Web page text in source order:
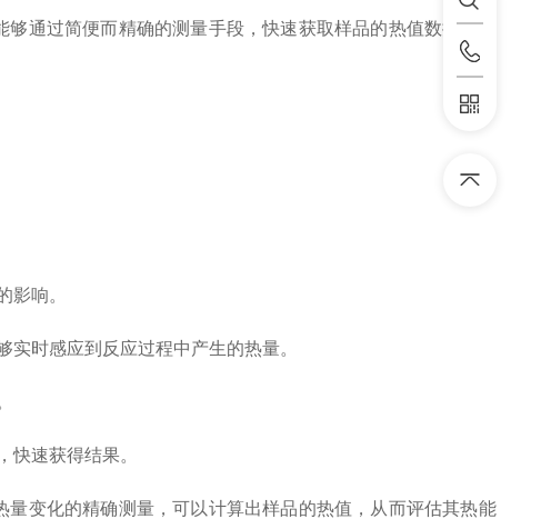
过简便而精确的测量手段，快速获取样品的热值数据，为
响。
时感应到反应过程中产生的热量。
速获得结果。
变化的精确测量，可以计算出样品的热值，从而评估其热能